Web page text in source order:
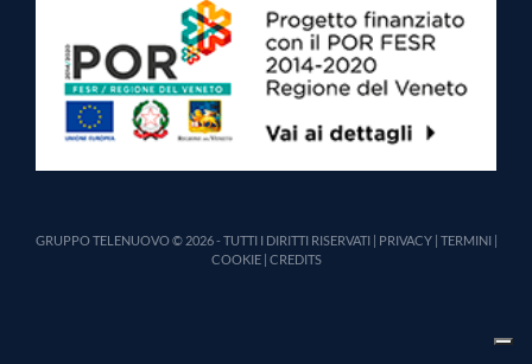
GRUPPO TELENUOVO © 2026 - TUTTI I DIRITTI RISERVATI | PRIVACY| TERMINI|
COOKIE| CREDITS